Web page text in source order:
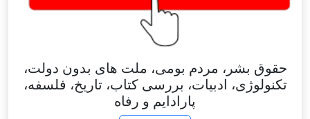
حقوق بشر، مردم بومی، ملت های بدون دولت،
تکنولوژی، ادبیات، بررسی کتاب، تاریخ، فلسفه،
پارادایم و رفاه